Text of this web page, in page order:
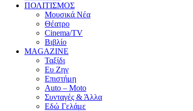
ΠΟΛΙΤΙΣΜΟΣ
Μουσικά Νέα
Θέατρο
Cinema/TV
Βιβλίο
MAGAZINE
Ταξίδι
Ευ Ζην
Επιστήμη
Auto – Moto
Συνταγές & Άλλα
Εδώ Γελάμε